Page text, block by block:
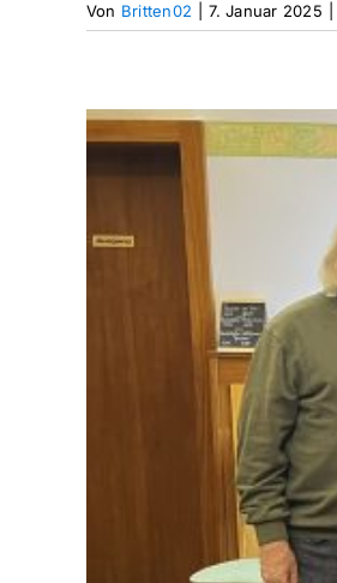
Von Britten02 7. Januar 2025